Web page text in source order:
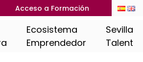
Acceso a Formación
Ecosistema
Emprendedor
Sevilla
Talent